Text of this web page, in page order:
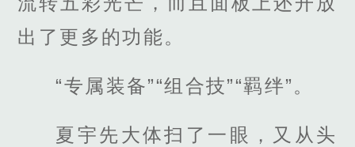
出了更多的功能。
“专属装备”“组合技”“羁绊”。
夏宇先大体扫了一眼，又从头